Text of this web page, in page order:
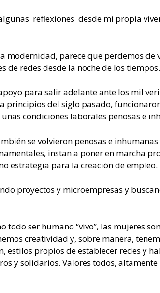
reflexiones desde mi propia
modernidad, parece que perdemos de
de redes desde la noche de los tiempos.
para salir adelante ante los mil
principios del siglo pasado,
condiciones laborales penosas e
se volvieron penosas e
instan a poner en marcha
estrategia para la creación de empleo.
proyectos y microempresas y
ser humano “vivo”, las mujeres
creatividad y, sobre manera,
estilos propios de establecer redes y
y solidarios. Valores todos,